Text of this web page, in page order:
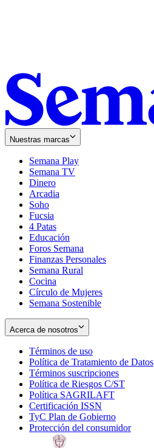
Nuestras marcas
Semana Play
Semana TV
Dinero
Arcadia
Soho
in
new
window
Fucsia
in
new
window
4 Patas
Educación
Foros Semana
Finanzas Personales
Semana Rural
Cocina
Círculo de Mujeres
Semana Sostenible
Acerca de nosotros
Términos de uso
in
new
window
Política de Tratamiento de Datos
Términos suscripciones
in
Política de Riesgos C/ST
Política SAGRILAFT
new
window
Certificación ISSN
in
new
TyC Plan de Gobierno
in
Protección del consumidorOpens